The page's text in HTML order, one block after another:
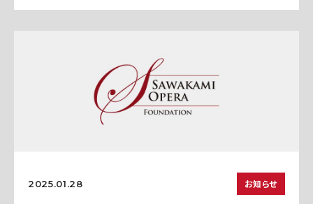
2025.01.28 お知らせ